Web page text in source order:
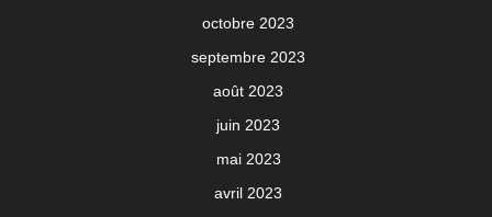
octobre 2023
septembre 2023
août 2023
juin 2023
mai 2023
avril 2023